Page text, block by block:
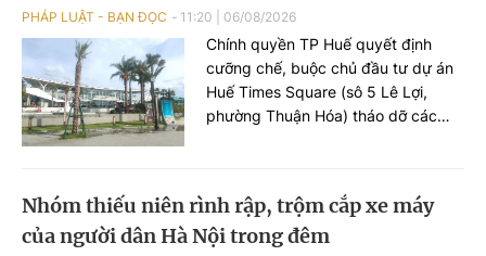
PHÁP LUẬT - BẠN ĐỌC 11:20 06/08/2026
Chính quyền TP Huế quyết định
cưỡng chế, buộc chủ đầu tư dự án
Huế Times Square (sô 5 Lê Lợi,
phường Thuận Hóa) tháo dỡ các
Nhóm thiếu niên rình rập, trộm cắp xe máy
của người dân Hà Nội trong đêm